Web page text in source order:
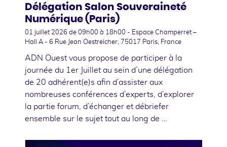
Délégation Salon Souveraineté
Numérique (Paris)
01 juillet 2026 de 09h00 à 18h00 - Espace Champerret –
Hall A - 6 Rue Jean Oestreicher, 75017 Paris, France
ADN Ouest vous propose de participer à la
journée du 1er Juillet au sein d’une délégation
de 20 adhérent(e)s afin d’assister aux
nombreuses conférences d’experts, d’explorer
la partie forum, d’échanger et débriefer
ensemble sur le sujet tout au long de …